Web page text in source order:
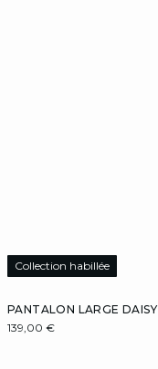
PANTALON LARGE DAISY
139,00 €
Collection habillée